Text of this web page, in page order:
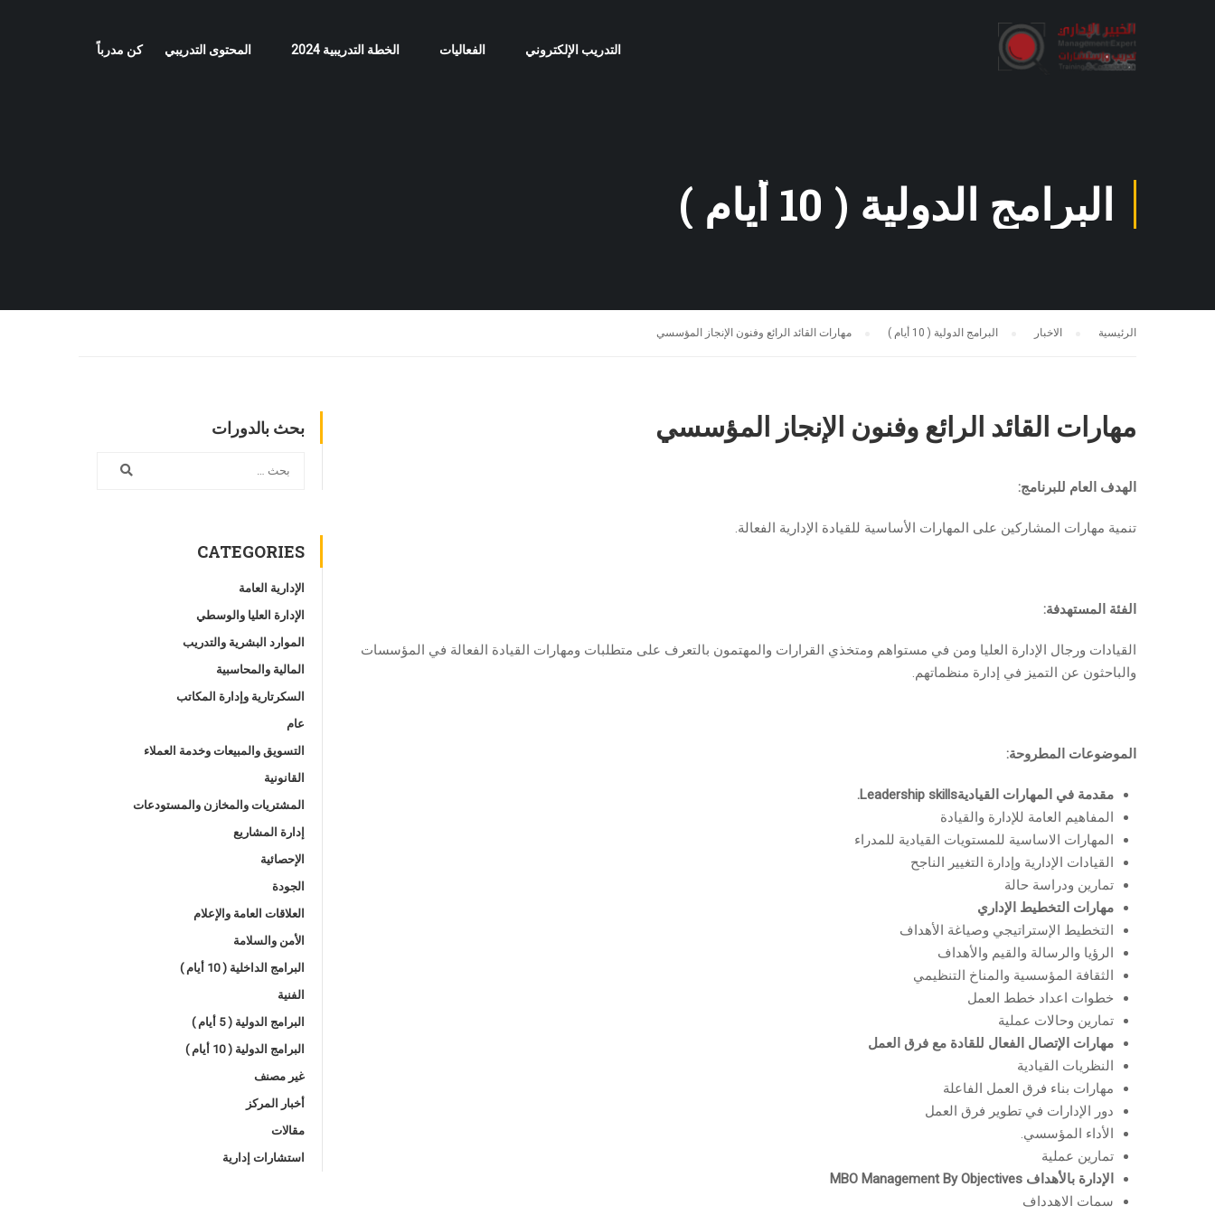
التدريب الإلكتروني الفعاليات الخطة التدريبية 2024 المحتوى التدريبي كن مدرباً
البرامج الدولية ( 10 أيام )
الرئيسية الاخبار البرامج الدولية ( 10 أيام ) مهارات القائد الرائع وفنون الإنجاز المؤسسي
مهارات القائد الرائع وفنون الإنجاز المؤسسي
الهدف العام للبرنامج:
تنمية مهارات المشاركين على المهارات الأساسية للقيادة الإدارية الفعالة.
الفئة المستهدفة:
القيادات ورجال الإدارة العليا ومن في مستواهم ومتخذي القرارات والمهتمون بالتعرف على متطلبات ومهارات القيادة الفعالة في المؤسسات
والباحثون عن التميز في إدارة منظماتهم.
الموضوعات المطروحة:
مقدمة في المهارات القياديةLeadership skills
.
المفاهيم العامة للإدارة والقيادة
المهارات الاساسية للمستويات القيادية للمدراء
القيادات الإدارية وإدارة التغيير الناجح
تمارين ودراسة حالة
مهارات التخطيط الإداري
التخطيط الإستراتيجي وصياغة الأهداف
الرؤيا والرسالة والقيم والأهداف
الثقافة المؤسسية والمناخ التنظيمي
خطوات اعداد خطط العمل
تمارين وحالات عملية
مهارات الإتصال الفعال للقادة مع فرق العمل
النظريات القيادية
مهارات بناء فرق العمل الفاعلة
دور الإدارات في تطوير فرق العمل
الأداء المؤسسي.
تمارين عملية
الإدارة بالأهداف MBO Management By Objectives
سمات الاهدداف
بحث بالدورات
CATEGORIES
الإدارية العامة
الإدارة العليا والوسطي
الموارد البشرية والتدريب
المالية والمحاسبية
السكرتارية وإدارة المكاتب
عام
التسويق والمبيعات وخدمة العملاء
القانونية
المشتريات والمخازن والمستودعات
إدارة المشاريع
الإحصائية
الجودة
العلاقات العامة والإعلام
الأمن والسلامة
البرامج الداخلية ( 10 أيام )
الفنية
البرامج الدولية ( 5 أيام )
البرامج الدولية ( 10 أيام )
غير مصنف
أخبار المركز
مقالات
استشارات إدارية